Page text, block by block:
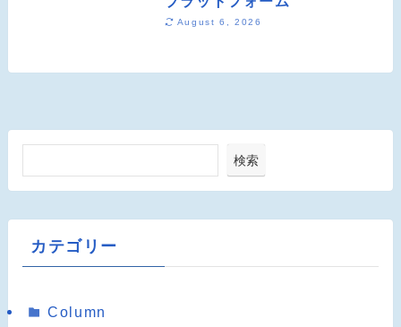
August 6, 2026
検索
カテゴリー
Column